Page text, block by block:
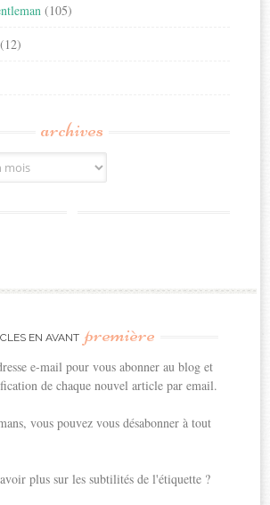
(105)
(12)
archives
EN AVANT première
e-mail pour vous abonner au blog et
de chaque nouvel article par email.
vous pouvez vous désabonner à tout
plus sur les subtilités de l'étiquette ?